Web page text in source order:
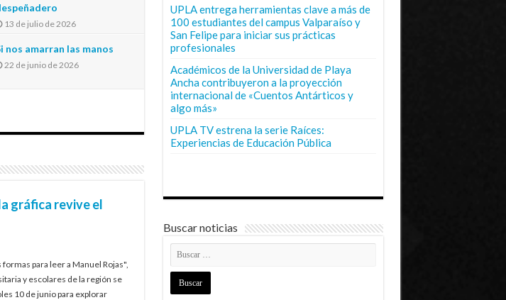
13 de julio de 2026
nos amarran las manos
22 de junio de 2026
gráfica revive el
para leer a Manuel Rojas",
y escolares de la región se
10 de junio para explorar
UPLA entrega herramientas clave a más de
100 estudiantes del campus Valparaíso y
San Felipe para iniciar sus prácticas
profesionales
Académicos de la Universidad de Playa
Ancha contribuyeron a la proyección
internacional de «Cuentos Antárticos y
algo más»
UPLA TV estrena la serie Raíces:
Experiencias de Educación Pública
Buscar noticias